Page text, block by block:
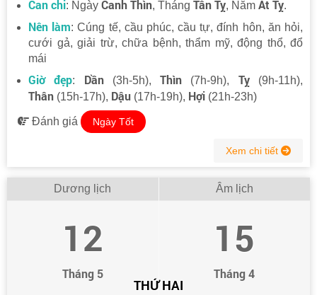
Can chi: Ngày Canh Thìn, Tháng Tân Tỵ, Năm Ất Tỵ.
Nên làm: Cúng tế, cầu phúc, cầu tự, đính hôn, ăn hỏi,
cưới gả, giải trừ, chữa bệnh, thẩm mỹ, động thổ, đổ
mái
Giờ đẹp: Dần(3h-5h),Thìn (7h-9h), Tỵ(9h-11h),
Thân (15h-17h), Dậu (17h-19h), Hợi (21h-23h)
Đánh giá Ngày Tốt
Xem chi tiết
Dương lịch
12
Tháng 5
Âm lịch
15
Tháng 4
THỨ HAI